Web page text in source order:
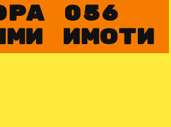
056
ИМОТИ